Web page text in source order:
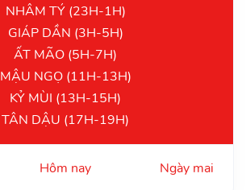
NHÂM TÝ (23H-1H)
GIÁP DẦN (3H-5H)
ẤT MÃO (5H-7H)
MẬU NGỌ (11H-13H)
KỶ MÙI (13H-15H)
TÂN DẬU (17H-19H)
Hôm nay Ngày mai